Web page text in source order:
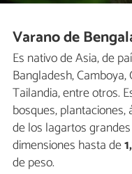
Varano de
Es nativo de Asia, de
Bangladesh,
Tailandia, entre otros.
bosques,
de los lagartos
dimensiones hasta de
de peso.